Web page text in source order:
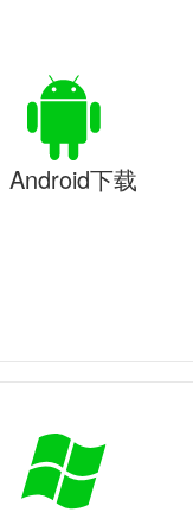
Android下载